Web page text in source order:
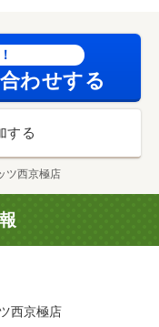
わせする
する
ツ西京極店
西京極店